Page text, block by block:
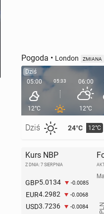
Pogoda • London ZMIANA
Dziś
05:00
12°C
Dziś 24°C 12°C
05:33 06:00
12°C
Kurs NBP
Z DNIA: 7 SIERPNIA
GBP5.0134 -0.0085
EUR4.2982 -0.0068
USD3.7236 -0.0084